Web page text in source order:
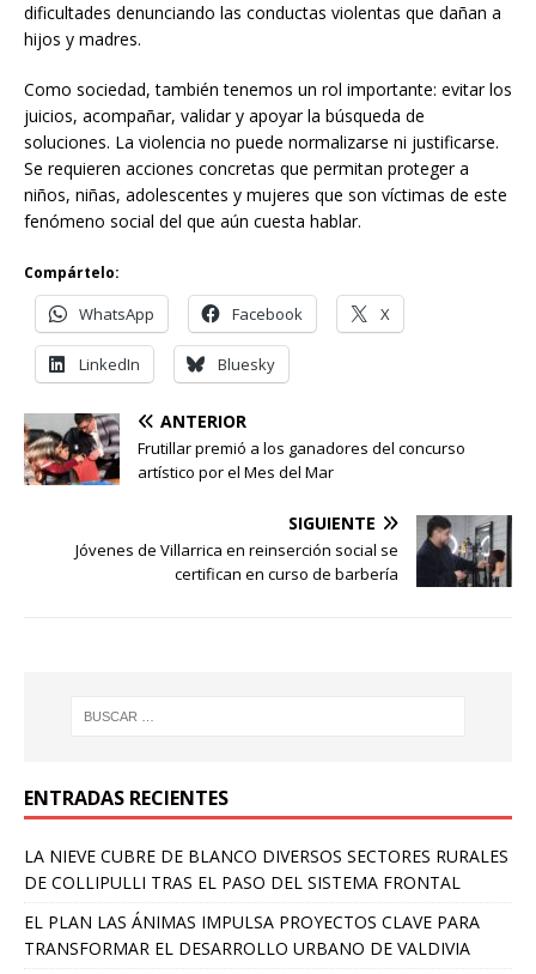
dificultades denunciando las conductas violentas que dañan a
hijos y madres.
Como sociedad, también tenemos un rol importante: evitar los
juicios, acompañar, validar y apoyar la búsqueda de
soluciones. La violencia no puede normalizarse ni justificarse.
Se requieren acciones concretas que permitan proteger a
niños, niñas, adolescentes y mujeres que son víctimas de este
fenómeno social del que aún cuesta hablar.
Compártelo:
WhatsApp Facebook X
LinkedIn Bluesky
ANTERIOR
Frutillar premió a los ganadores del concurso
artístico por el Mes del Mar
SIGUIENTE
Jóvenes de Villarrica en reinserción social se
certifican en curso de barbería
ENTRADAS RECIENTES
LA NIEVE CUBRE DE BLANCO DIVERSOS SECTORES RURALES
DE COLLIPULLI TRAS EL PASO DEL SISTEMA FRONTAL
EL PLAN LAS ÁNIMAS IMPULSA PROYECTOS CLAVE PARA
TRANSFORMAR EL DESARROLLO URBANO DE VALDIVIA